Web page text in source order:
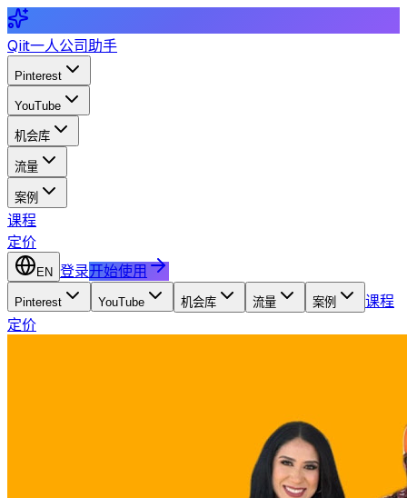
Qiit一人公司助手
Pinterest
YouTube
机会库
流量
案例
课程
定价
EN 登录开始使用
Pinterest YouTube 机会库 流量 案例
课程
定价